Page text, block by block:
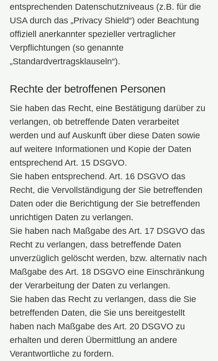
entsprechenden Datenschutzniveaus (z.B. für die
USA durch das „Privacy Shield“) oder Beachtung
offiziell anerkannter spezieller vertraglicher
Verpflichtungen (so genannte
„Standardvertragsklauseln“).
Rechte der betroffenen Personen
Sie haben das Recht, eine Bestätigung darüber zu
verlangen, ob betreffende Daten verarbeitet
werden und auf Auskunft über diese Daten sowie
auf weitere Informationen und Kopie der Daten
entsprechend Art. 15 DSGVO.
Sie haben entsprechend. Art. 16 DSGVO das
Recht, die Vervollständigung der Sie betreffenden
Daten oder die Berichtigung der Sie betreffenden
unrichtigen Daten zu verlangen.
Sie haben nach Maßgabe des Art. 17 DSGVO das
Recht zu verlangen, dass betreffende Daten
unverzüglich gelöscht werden, bzw. alternativ nach
Maßgabe des Art. 18 DSGVO eine Einschränkung
der Verarbeitung der Daten zu verlangen.
Sie haben das Recht zu verlangen, dass die Sie
betreffenden Daten, die Sie uns bereitgestellt
haben nach Maßgabe des Art. 20 DSGVO zu
erhalten und deren Übermittlung an andere
Verantwortliche zu fordern.